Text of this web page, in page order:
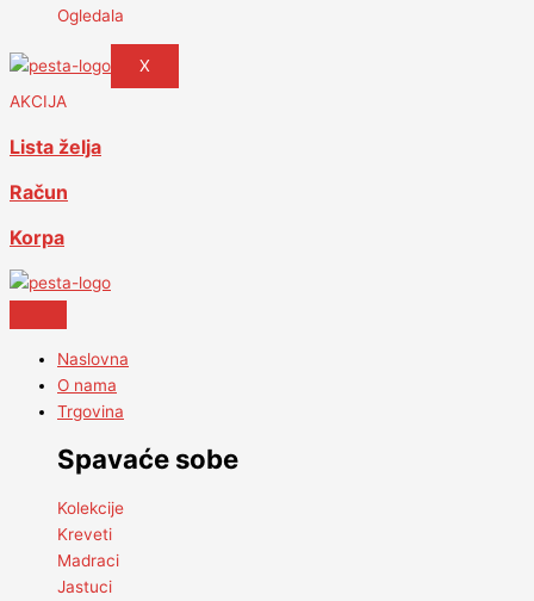
Ogledala
X
AKCIJA
Lista želja
Račun
Korpa
Naslovna
O nama
Trgovina
Spavaće sobe
Kolekcije
Kreveti
Madraci
Jastuci